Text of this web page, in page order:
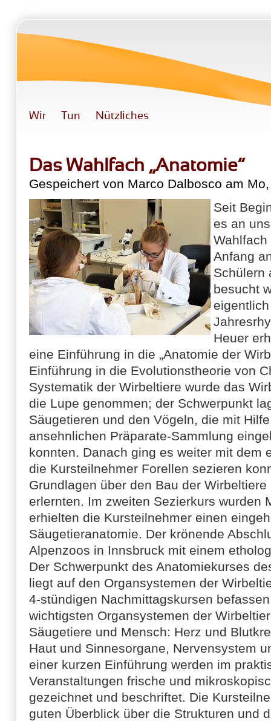
Wir Tun Nützliches
Das Wahlfach „Anatomie“
Gespeichert von Marco Dalbosco am
Seit
es an
Wahlfach
Anfang
Schülern
besucht
Heuer
eine Einführung in die „Anatomie der
Einführung in die Evolutionstheorie von
Systematik der Wirbeltiere wurde das
die Lupe genommen; der Schwerpunkt
Säugetieren und den Vögeln, die mit
ansehnlichen Präparate-Sammlung
konnten. Danach ging es weiter mit dem
die Kursteilnehmer Forellen sezieren
Grundlagen über den Bau der
erlernten. Im zweiten Sezierkurs wurden
erhielten die Kursteilnehmer einen
Säugetieranatomie. Der krönende
Alpenzoos in Innsbruck mit einem
Der Schwerpunkt des Anatomiekurses
liegt auf den Organsystemen der
4-stündigen Nachmittagskursen
wichtigsten Organsystemen der
Säugetiere und Mensch: Herz und
Haut und Sinnesorgane, Nervensystem
einer kurzen Einführung werden im
Veranstaltungen frische und
gezeichnet und beschriftet. Die
guten Überblick über die Strukturen und